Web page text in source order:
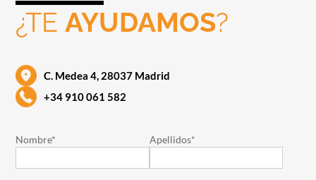
¿TEAYUDAMOS?
C. Medea 4, 28037 Madrid
+34 910 061 582
Nombre* Apellidos*